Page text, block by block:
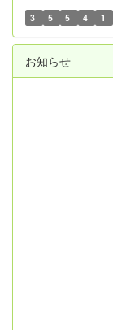
3 5 5 4 1
お知らせ